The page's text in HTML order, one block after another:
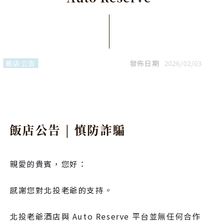
飯店公告 發佈日期 2026/02/03
飯店公告 | 慎防詐騙
親愛的貴賓，您好：
感謝您對北投老爺的支持。
北投老爺酒店與 Auto Reserve 平台並無任何合作